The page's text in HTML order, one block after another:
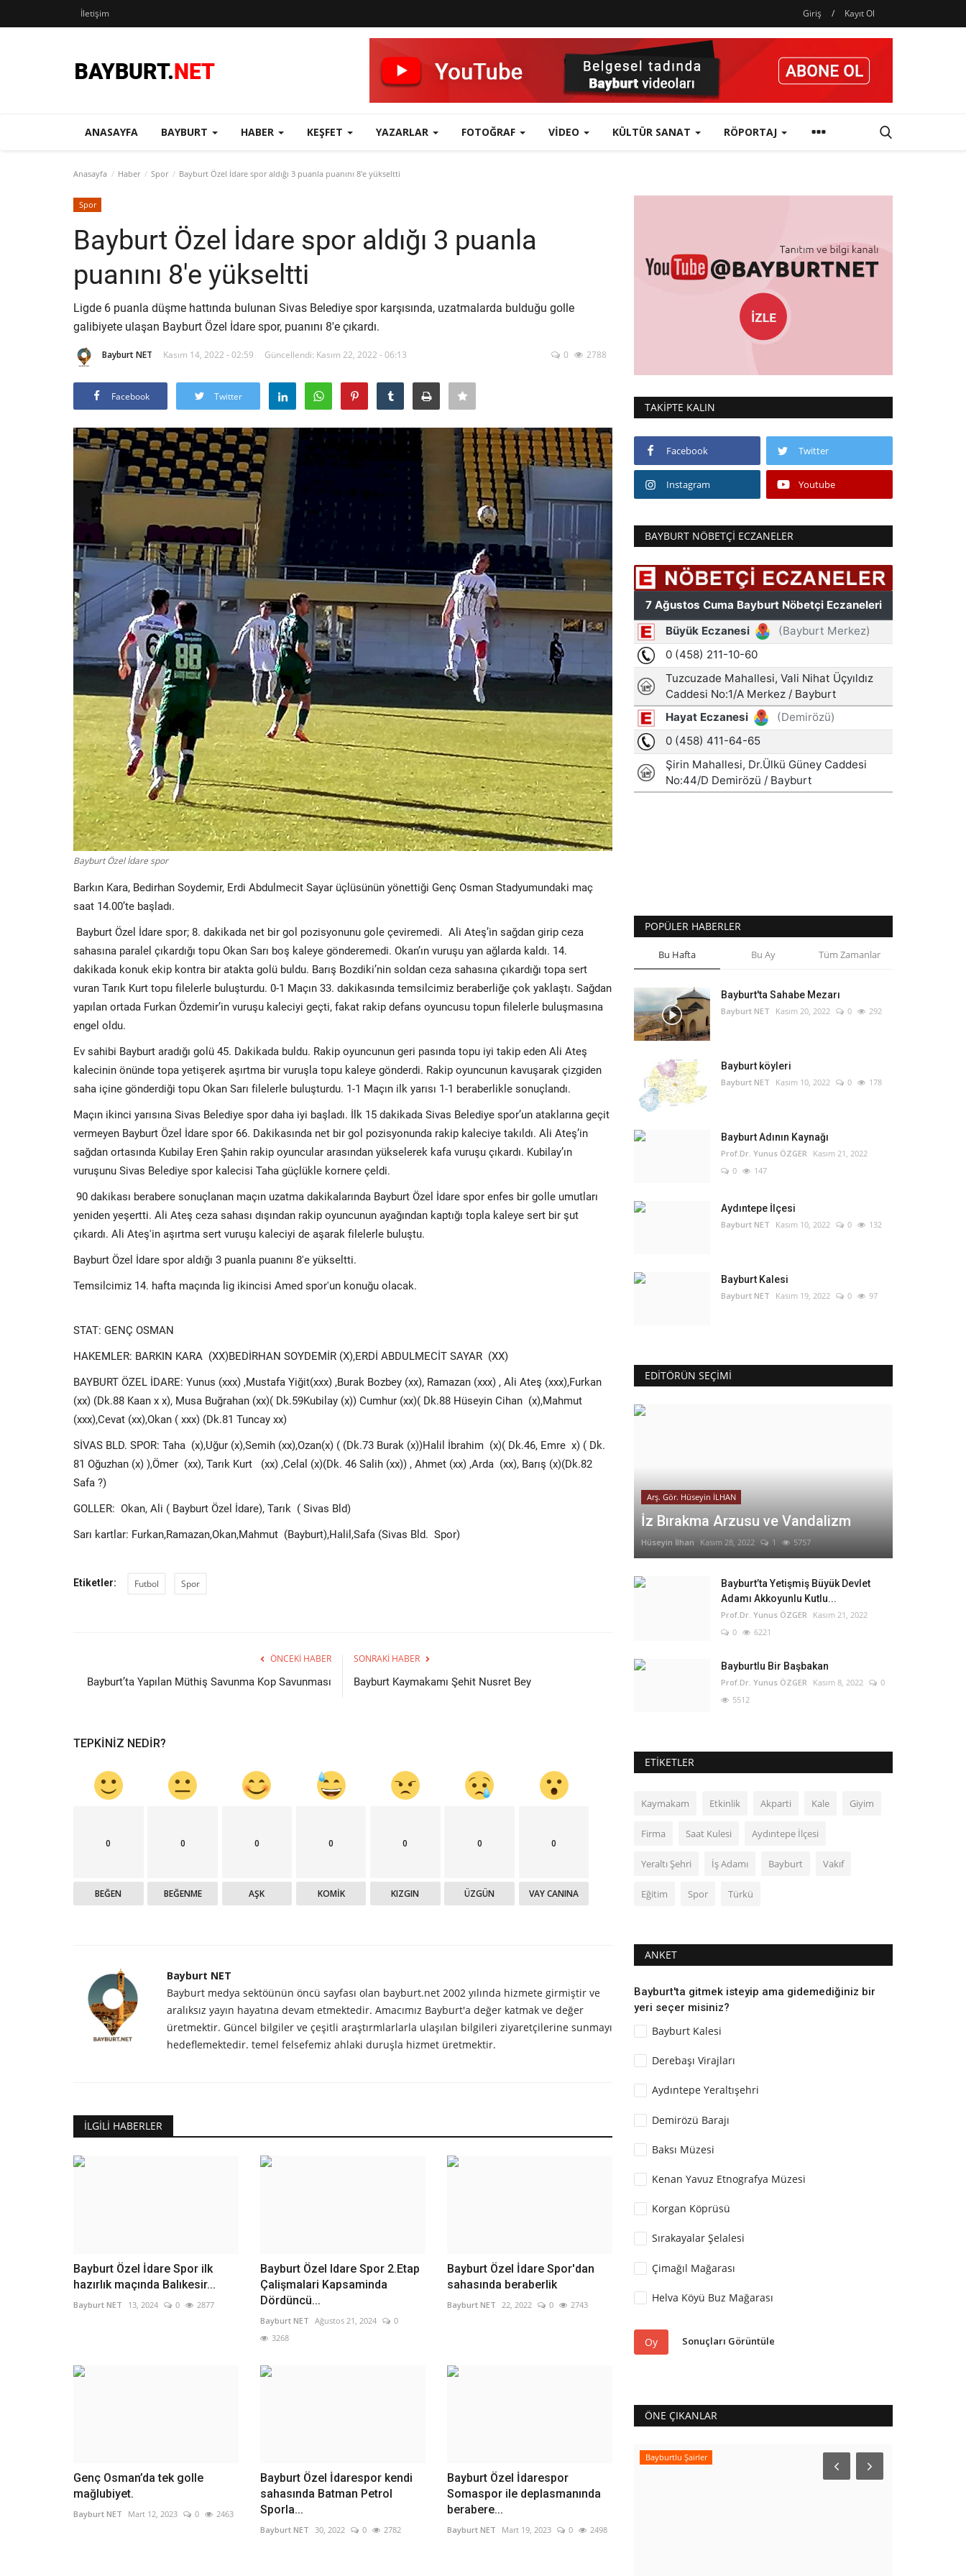
İletişim Giriş / Kayıt Ol
ANASAYFA BAYBURT HABER KEŞFET YAZARLAR FOTOĞRAF VIDEO KÜLTÜR SANAT RÖPORTAJ
Anasayfa Haber Spor Bayburt Özel İdare spor aldığı 3 puanla puanını 8'e yükseltti
Spor
Bayburt Özel İdare spor aldığı 3 puanla
puanını 8'e yükseltti
Ligde 6 puanla düşme hattında bulunan Sivas Belediye spor karşısında, uzatmalarda bulduğu golle
galibiyete ulaşan Bayburt Özel İdare spor, puanını 8'e çıkardı.
Bayburt NET Kasım 14, 2022 - 02:59 Güncellendi: Kasım 22, 2022 - 06:13 0 2788
Facebook Twitter
Bayburt Özel İdare spor
Barkın Kara, Bedirhan Soydemir, Erdi Abdulmecit Sayar üçlüsünün yönettiği Genç Osman Stadyumundaki maç
saat 14.00’te başladı.
Bayburt Özel İdare spor; 8. dakikada net bir gol pozisyonunu gole çeviremedi. Ali Ateş’in sağdan girip ceza
sahasına paralel çıkardığı topu Okan Sarı boş kaleye gönderemedi. Okan’ın vuruşu yan ağlarda kaldı. 14.
dakikada konuk ekip kontra bir atakta golü buldu. Barış Bozdiki’nin soldan ceza sahasına çıkardığı topa sert
vuran Tarık Kurt topu filelerle buluşturdu. 0-1 Maçın 33. dakikasında temsilcimiz beraberliğe çok yaklaştı. Sağdan
yapılan ortada Furkan Özdemir’in vuruşu kaleciyi geçti, fakat rakip defans oyuncusu topun filelerle buluşmasına
engel oldu.
Ev sahibi Bayburt aradığı golü 45. Dakikada buldu. Rakip oyuncunun geri pasında topu iyi takip eden Ali Ateş
kalecinin önünde topa yetişerek aşırtma bir vuruşla topu kaleye gönderdi. Rakip oyuncunun kavuşarak çizgiden
saha içine gönderdiği topu Okan Sarı filelerle buluşturdu. 1-1 Maçın ilk yarısı 1-1 beraberlikle sonuçlandı.
Maçın ikinci yarısına Sivas Belediye spor daha iyi başladı. İlk 15 dakikada Sivas Belediye spor’un ataklarına geçit
vermeyen Bayburt Özel İdare spor 66. Dakikasında net bir gol pozisyonunda rakip kaleciye takıldı. Ali Ateş’in
sağdan ortasında Kubilay Eren Şahin rakip oyuncular arasından yükselerek kafa vuruşu çıkardı. Kubilay’ın
vuruşunu Sivas Belediye spor kalecisi Taha güçlükle kornere çeldi.
90 dakikası berabere sonuçlanan maçın uzatma dakikalarında Bayburt Özel İdare spor enfes bir golle umutları
yeniden yeşertti. Ali Ateş ceza sahası dışından rakip oyuncunun ayağından kaptığı topla kaleye sert bir şut
çıkardı. Ali Ateş'in aşırtma sert vuruşu kaleciyi de aşarak filelerle buluştu.
Bayburt Özel İdare spor aldığı 3 puanla puanını 8'e yükseltti.
Temsilcimiz 14. hafta maçında lig ikincisi Amed spor'un konuğu olacak.
STAT: GENÇ OSMAN
HAKEMLER: BARKIN KARA (XX)BEDİRHAN SOYDEMİR (X),ERDİ ABDULMECİT SAYAR (XX)
BAYBURT ÖZEL İDARE: Yunus (xxx) ,Mustafa Yiğit(xxx) ,Burak Bozbey (xx), Ramazan (xxx) , Ali Ateş (xxx),Furkan
(xx) (Dk.88 Kaan x x), Musa Buğrahan (xx)( Dk.59Kubilay (x)) Cumhur (xx)( Dk.88 Hüseyin Cihan (x),Mahmut
(xxx),Cevat (xx),Okan ( xxx) (Dk.81 Tuncay xx)
SİVAS BLD. SPOR: Taha (x),Uğur (x),Semih (xx),Ozan(x) ( (Dk.73 Burak (x))Halil İbrahim (x)( Dk.46, Emre x) ( Dk.
81 Oğuzhan (x) ),Ömer (xx), Tarık Kurt (xx) ,Celal (x)(Dk. 46 Salih (xx)) , Ahmet (xx) ,Arda (xx), Barış (x)(Dk.82
Safa ?)
GOLLER: Okan, Ali ( Bayburt Özel İdare), Tarık ( Sivas Bld)
Sarı kartlar: Furkan,Ramazan,Okan,Mahmut (Bayburt),Halil,Safa (Sivas Bld. Spor)
Etiketler: Futbol Spor
ÖNCEKI HABER
Bayburt’ta Yapılan Müthiş Savunma Kop Savunması
SONRAKI HABER
Bayburt Kaymakamı Şehit Nusret Bey
TEPKINIZ NEDIR?
0
BEĞEN
0
BEĞENME
0
AŞK
0
KOMIK
0
KIZGIN
0
ÜZGÜN
0
VAY CANINA
Bayburt NET
Bayburt medya sektöünün öncü sayfası olan bayburt.net 2002 yılında hizmete girmiştir ve
aralıksız yayın hayatına devam etmektedir. Amacımız Bayburt'a değer katmak ve değer
üretmektir. Güncel bilgiler ve çeşitli araştırmlarlarla ulaşılan bilgileri ziyaretçilerine sunmayı
hedeflemektedir. temel felsefemiz ahlaki duruşla hizmet üretmektir.
İLGILI HABERLER
Bayburt Özel İdare Spor ilk
hazırlık maçında Balıkesir...
Bayburt NET 13, 2024 0 2877
Bayburt Özel Idare Spor 2.Etap
Çalişmalari Kapsaminda
Dördüncü...
Bayburt NET Ağustos 21, 2024
0
3268
Bayburt Özel İdare Spor'dan
sahasında beraberlik
Bayburt NET 22, 2022 0 2743
Genç Osman’da tek golle
mağlubiyet.
Bayburt NET Mart 12, 2023 0 2463
Bayburt Özel İdarespor kendi
sahasında Batman Petrol
Sporla...
Bayburt NET 30, 2022 0 2782
Bayburt Özel İdarespor
Somaspor ile deplasmanında
berabere...
Bayburt NET Mart 19, 2023 0 2498
TAKIPTE KALIN
Facebook Twitter
Instagram Youtube
BAYBURT NÖBETÇI ECZANELER
POPÜLER HABERLER
Bu Hafta Bu Ay Tüm Zamanlar
Bayburt'ta Sahabe Mezarı
Bayburt NET Kasım 20, 2022 0 292
Bayburt köyleri
Bayburt NET Kasım 10, 2022 0 178
Bayburt Adının Kaynağı
Prof.Dr. Yunus ÖZGER Kasım 21, 2022
0
147
Aydıntepe İlçesi
Bayburt NET Kasım 10, 2022 0 132
Bayburt Kalesi
Bayburt NET Kasım 19, 2022 0 97
EDITÖRÜN SEÇIMI
Arş. Gör. Hüseyin İLHAN
İz Bırakma Arzusu ve Vandalizm
Hüseyin İlhan Kasım 28, 2022 1 5757
Bayburt’ta Yetişmiş Büyük Devlet
Adamı Akkoyunlu Kutlu...
Prof.Dr. Yunus ÖZGER Kasım 21, 2022
0
6221
Bayburtlu Bir Başbakan
Prof.Dr. Yunus ÖZGER Kasım 8, 2022
0
5512
ETIKETLER
Kaymakam Etkinlik Akparti Kale Giyim
Firma Saat Kulesi Aydıntepe İlçesi
Yeraltı Şehri İş Adamı Bayburt Vakıf
Eğitim Spor Türkü
ANKET
Bayburt'ta gitmek isteyip ama gidemediğiniz bir
yeri seçer misiniz?
Bayburt Kalesi
Derebaşı Virajları
Aydıntepe Yeraltışehri
Demirözü Barajı
Baksı Müzesi
Kenan Yavuz Etnografya Müzesi
Korgan Köprüsü
Sırakayalar Şelalesi
Çimağıl Mağarası
Helva Köyü Buz Mağarası
Oy Sonuçları Görüntüle
ÖNE ÇIKANLAR
Bayburtlu Şairler